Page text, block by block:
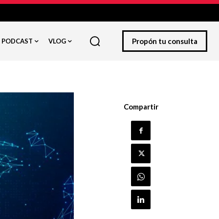
PODCAST VLOG Propón tu consulta
Compartir